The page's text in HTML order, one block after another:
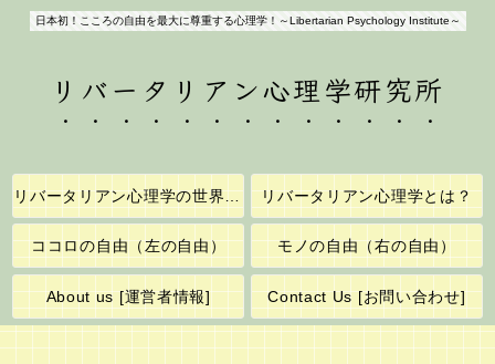
日本初！こころの自由を最大に尊重する心理学！～Libertarian Psychology Institute～
リバータリアン心理学研究所
リバータリアン心理学の世界へようこそ！ リバータリアン心理学とは？
ココロの自由（左の自由） モノの自由（右の自由）
About us [運営者情報] Contact Us [お問い合わせ]